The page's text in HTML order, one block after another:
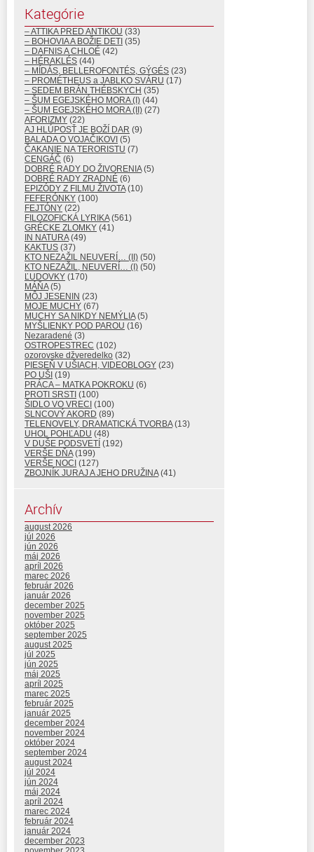
Kategórie
– ATTIKA PRED ANTIKOU (33)
– BOHOVIA A BOŽIE DETI (35)
– DAFNIS A CHLOÉ (42)
– HÉRAKLÉS (44)
– MÍDÁS, BELLEROFONTÉS, GÝGÉS (23)
– PROMÉTHEUS a JABLKO SVÁRU (17)
– SEDEM BRÁN THÉBSKYCH (35)
– ŠUM EGEJSKÉHO MORA (I) (44)
– ŠUM EGEJSKÉHO MORA (II) (27)
AFORIZMY (22)
AJ HLÚPOSŤ JE BOŽÍ DAR (9)
BALADA O VOJAČIKOVI (5)
ČAKANIE NA TERORISTU (7)
CENGÁČ (6)
DOBRÉ RADY DO ŽIVORENIA(5)
DOBRÉ RADY ZRADNÉ (6)
EPIZÓDY Z FILMU ŽIVOTA(10)
FEFERÓNKY (100)
FEJTÓNY (22)
FILOZOFICKÁ LYRIKA(561)
GRÉCKE ZLOMKY (41)
IN NATURA(49)
KAKTUS (37)
KTO NEZAŽIL NEUVERÍ… (II) (50)
KTO NEZAŽIL, NEUVERÍ… (I) (50)
ĽUDOVKY (170)
MÁŇA(5)
MÔJ JESENIN (23)
MOJE MUCHY (67)
MUCHY SA NIKDY NEMÝLIA(5)
MYŠLIENKY POD PAROU (16)
Nezaradené (3)
OSTROPESTREC (102)
ozorovske džveredelko (32)
PIESEŇ V UŠIACH, VIDEOBLOGY (23)
PO UŠI (19)
PRÁCA – MATKA POKROKU (6)
PROTI SRSTI (100)
ŠIDLO VO VRECI (100)
SLNCOVÝ AKORD (89)
TELENOVELY, DRAMATICKÁ TVORBA(13)
UHOL POHĽADU (48)
V DUŠE PODSVETÍ (192)
VERŠE DŇA(199)
VERŠE NOCI (127)
ZBOJNÍK JURAJ A JEHO DRUŽINA(41)
Archív
august 2026
júl 2026
jún 2026
máj 2026
apríl 2026
marec 2026
február 2026
január 2026
december 2025
november 2025
október 2025
september 2025
august 2025
júl 2025
jún 2025
máj 2025
apríl 2025
marec 2025
február 2025
január 2025
december 2024
november 2024
október 2024
september 2024
august 2024
júl 2024
jún 2024
máj 2024
apríl 2024
marec 2024
február 2024
január 2024
december 2023